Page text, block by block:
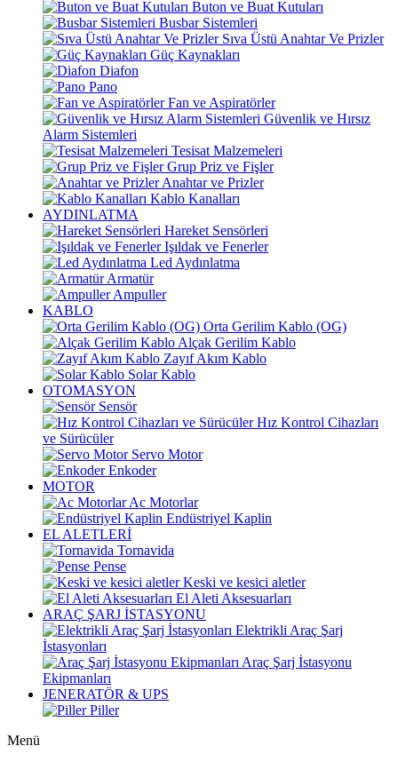
Buton ve Buat Kutuları
Busbar Sistemleri
Sıva Üstü Anahtar Ve Prizler
Güç Kaynakları
Diafon
Pano
Fan ve Aspiratörler
Güvenlik ve Hırsız
Alarm Sistemleri
Tesisat Malzemeleri
Grup Priz ve Fişler
Anahtar ve Prizler
Kablo Kanalları
AYDINLATMA
Hareket Sensörleri
Işıldak ve Fenerler
Led Aydınlatma
Armatür
Ampuller
KABLO
Orta Gerilim Kablo (OG)
Alçak Gerilim Kablo
Zayıf Akım Kablo
Solar Kablo
OTOMASYON
Sensör
Hız Kontrol Cihazları
ve Sürücüler
Servo Motor
Enkoder
MOTOR
Ac Motorlar
Endüstriyel Kaplin
EL ALETLERİ
Tornavida
Pense
Keski ve kesici aletler
El Aleti Aksesuarları
ARAÇ ŞARJ İSTASYONU
Elektrikli Araç Şarj
İstasyonları
Araç Şarj İstasyonu
Ekipmanları
JENERATÖR & UPS
Piller
Menü